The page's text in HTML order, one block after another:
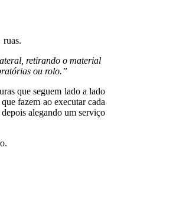
ruas.
retirando o material
ou rolo.”
que seguem lado a lado
fazem ao executar cada
alegando um serviço